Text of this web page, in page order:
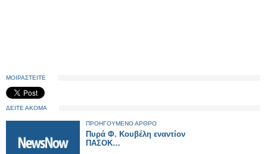
ΜΟΙΡΑΣΤΕΙΤΕ
ΔΕΙΤΕ ΑΚΟΜΑ
ΠΡΟΗΓΟΥΜΕΝΟ ΑΡΘΡΟ
Πυρά Φ. Κουβέλη εναντίον
ΠΑΣΟΚ…